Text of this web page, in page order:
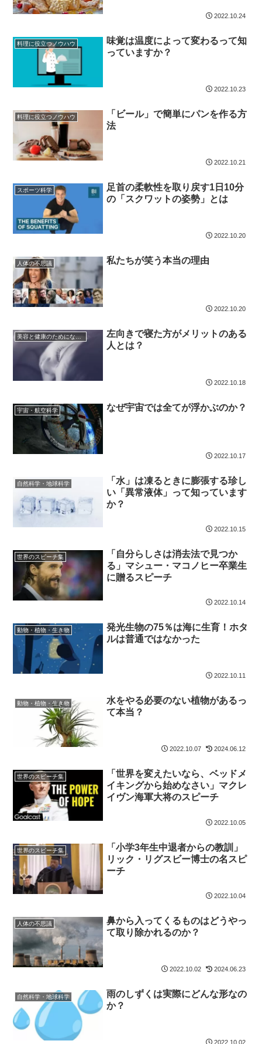
2022.10.24
料理に役立つノウハウ
味覚は温度によって変わるって知
っていますか？
2022.10.23
料理に役立つノウハウ
「ビール」で簡単にパンを作る方
法
2022.10.21
スポーツ科学
足首の柔軟性を取り戻す1日10分
の「スクワットの姿勢」とは
2022.10.20
人体の不思議 私たちが笑う本当の理由
2022.10.20
美容と健康のためになる話
左向きで寝た方がメリットのある
人とは？
2022.10.18
宇宙・航空科学 なぜ宇宙では全てが浮かぶのか？
2022.10.17
自然科学・地球科学
「水」は凍るときに膨張する珍し
い「異常液体」って知っています
か？
2022.10.15
世界のスピーチ集
「自分らしさは消去法で見つか
る」マシュー・マコノヒー卒業生
に贈るスピーチ
2022.10.14
動物・植物・生き物
発光生物の75％は海に生育！ホタ
ルは普通ではなかった
2022.10.11
動物・植物・生き物
水をやる必要のない植物があるっ
て本当？
2022.10.07 2024.06.12
世界のスピーチ集
「世界を変えたいなら、ベッドメ
イキングから始めなさい」マクレ
イヴン海軍大将のスピーチ
2022.10.05
世界のスピーチ集
「小学3年生中退者からの教訓」
リック・リグスビー博士の名スピ
ーチ
2022.10.04
人体の不思議
鼻から入ってくるものはどうやっ
て取り除かれるのか？
2022.10.02 2024.06.23
自然科学・地球科学
雨のしずくは実際にどんな形なの
か？
2022.10.02